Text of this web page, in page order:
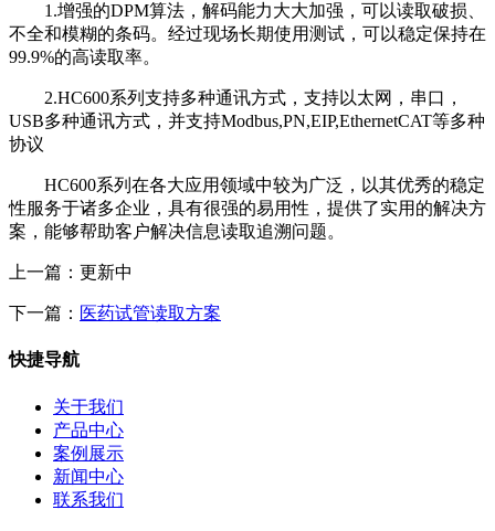
1.增强的DPM算法，解码能力大大加强，可以读取破损、
不全和模糊的条码。经过现场长期使用测试，可以稳定保持在
99.9%的高读取率。
2.HC600系列支持多种通讯方式，支持以太网，串口，
USB多种通讯方式，并支持Modbus,PN,EIP,EthernetCAT等多种
协议
HC600系列在各大应用领域中较为广泛，以其优秀的稳定
性服务于诸多企业，具有很强的易用性，提供了实用的解决方
案，能够帮助客户解决信息读取追溯问题。
上一篇：更新中
下一篇： 医药试管读取方案
快捷导航
关于我们
产品中心
案例展示
新闻中心
联系我们